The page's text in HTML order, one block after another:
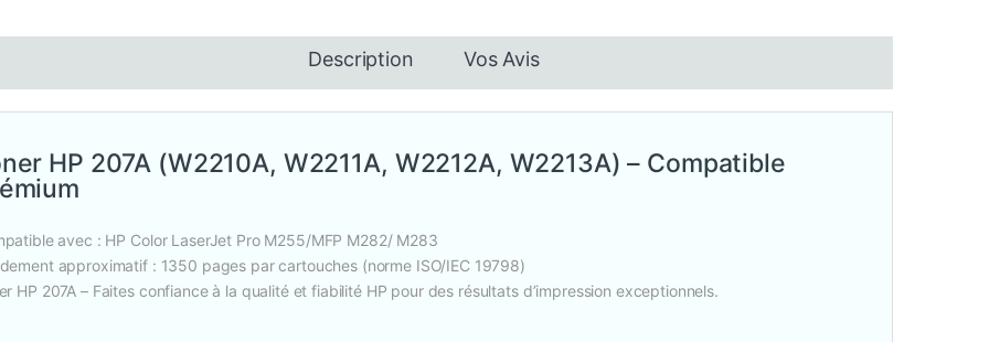
Description Vos Avis
HP 207A (W2210A, W2211A, W2212A, W2213A) – Compatible
avec : HP Color LaserJet Pro M255/MFP M282/ M283
approximatif : 1350 pages par cartouches (norme ISO/IEC 19798)
HP 207A – Faites confiance à la qualité et fiabilité HP pour des résultats d’impression exceptionnels.